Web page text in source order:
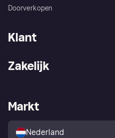
Doorverkopen
Klant
Winkeloverzicht
Kopersbescherming voor
consumenten
Zakelijk
Zakelijke login
Markt
Nederland